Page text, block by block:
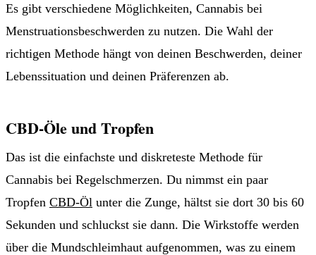
Es gibt verschiedene Möglichkeiten, Cannabis bei
Menstruationsbeschwerden zu nutzen. Die Wahl der
richtigen Methode hängt von deinen Beschwerden, deiner
Lebenssituation und deinen Präferenzen ab.
CBD-Öle und Tropfen
Das ist die einfachste und diskreteste Methode für
Cannabis bei Regelschmerzen. Du nimmst ein paar
Tropfen CBD-Öl unter die Zunge, hältst sie dort 30 bis 60
Sekunden und schluckst sie dann. Die Wirkstoffe werden
über die Mundschleimhaut aufgenommen, was zu einem